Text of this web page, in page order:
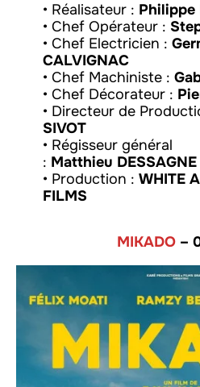
• Réalisateur : Philippe
• Chef Opérateur :
• Chef Electricien :
CALVIGNAC
• Chef Machiniste :
• Chef Décorateur :
• Directeur de
SIVOT
• Régisseur général
: Matthieu DESSAGNE
• Production : WHITE
FILMS
MIKADO–